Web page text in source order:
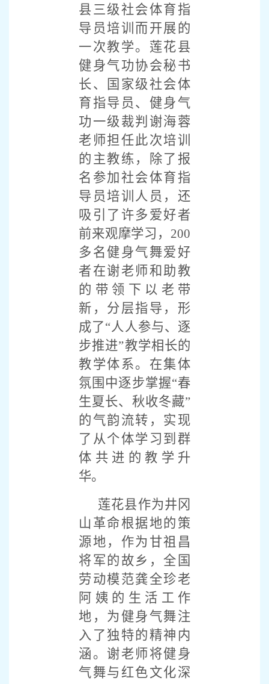
县三级社会体育指
导员培训而开展的
一次教学。莲花县
健身气功协会秘书
长、国家级社会体
育指导员、健身气
功一级裁判谢海蓉
老师担任此次培训
的主教练，除了报
名参加社会体育指
导员培训人员，还
吸引了许多爱好者
前来观摩学习， 200
多名健身气舞爱好
者在谢老师和助教
的带领下以老带
新，分层指导，形
成了“人人参与、逐
步推进”教学相长的
教学体系。在集体
氛围中逐步掌握“春
生夏长、秋收冬藏”
的气韵流转，实现
了从个体学习到群
体共进的教学升
华。
莲花县作为井冈
山革命根据地的策
源地，作为甘祖昌
将军的故乡，全国
劳动模范龚全珍老
阿姨的生活工作
地，为健身气舞注
入了独特的精神内
涵。谢老师将健身
气舞与红色文化深